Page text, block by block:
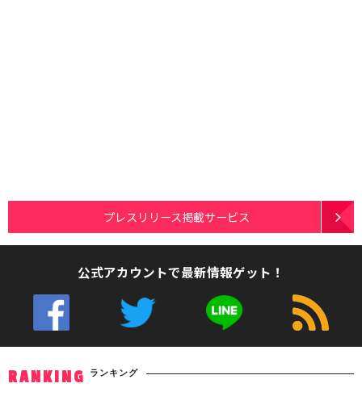
プレスリリース掲載サービス
公式アカウントで最新情報ゲット！
RANKING ランキング